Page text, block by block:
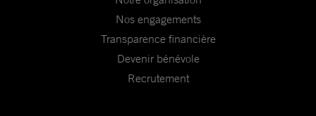
Nos engagements
Transparence financière
Devenir bénévole
Recrutement